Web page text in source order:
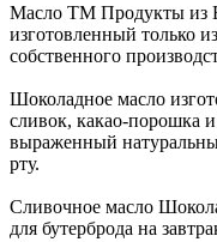
Масло ТМ Продукты из
изготовленный только
собственного
Шоколадное масло
сливок, какао-порошка
выраженный
рту.
Сливочное масло
для бутерброда на